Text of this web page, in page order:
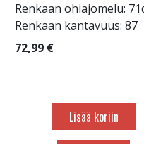
Renkaan ohiajomelu:
Renkaan kantavuus: 87
72,99 €
Lisää koriin